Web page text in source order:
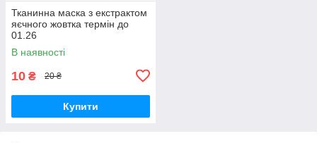
Тканинна маска з екстрактом
яєчного жовтка термін до
01.26
В наявності
10 ₴ 20 ₴
Купити